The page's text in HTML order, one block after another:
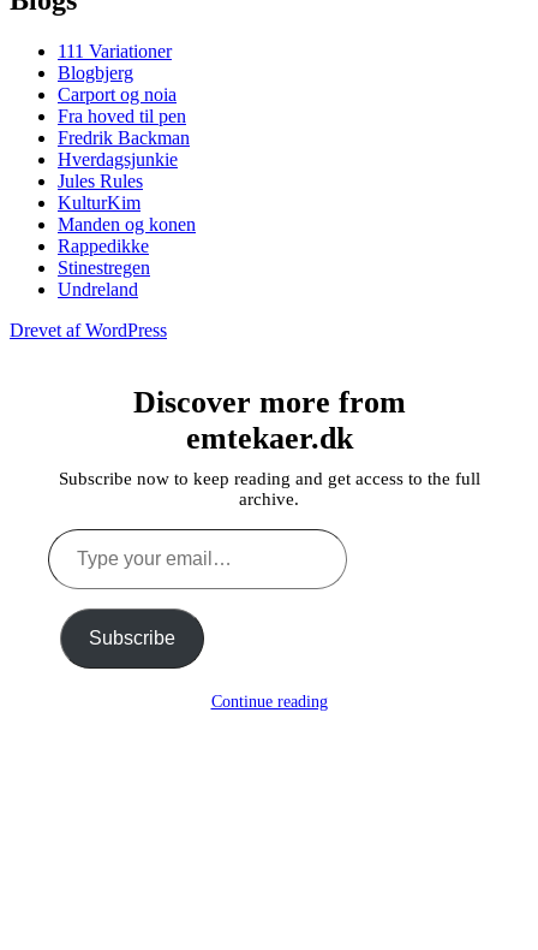
111 Variationer
Blogbjerg
Carport og noia
Fra hoved til pen
Fredrik Backman
Hverdagsjunkie
Jules Rules
KulturKim
Manden og konen
Rappedikke
Stinestregen
Undreland
Drevet af WordPress
Discover more from
emtekaer.dk
Subscribe now to keep reading and get access to the full
archive.
Type
your
email…
Subscribe
Continue reading